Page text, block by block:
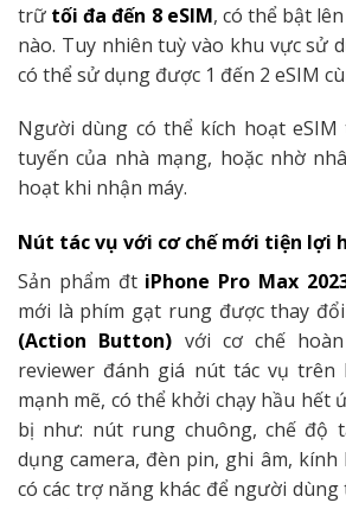
trữ tối đa đến 8 eSIM, có thể bật
nào. Tuy nhiên tuỳ vào khu vực sử
có thể sử dụng được 1 đến 2 eSIM
Người dùng có thể kích hoạt
tuyến của nhà mạng, hoặc nhờ
hoạt khi nhận máy.
Nút tác vụ với cơ chế mới tiện lợi
Sản phẩm đt iPhone Pro Max
mới là phím gạt rung được thay
(Action Button) với cơ chế
reviewer đánh giá nút tác vụ trên
mạnh mẽ, có thể khởi chạy hầu hết
bị như: nút rung chuông, chế độ
dụng camera, đèn pin, ghi âm,
có các trợ năng khác để người